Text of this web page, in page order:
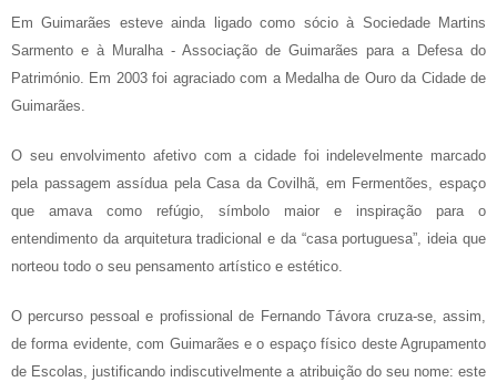
Em Guimarães esteve ainda ligado como sócio à Sociedade Martins
Sarmento e à Muralha - Associação de Guimarães para a Defesa do
Património. Em 2003 foi agraciado com a Medalha de Ouro da Cidade de
Guimarães.
O seu envolvimento afetivo com a cidade foi indelevelmente marcado
pela passagem assídua pela Casa da Covilhã, em Fermentões, espaço
que amava como refúgio, símbolo maior e inspiração para o
entendimento da arquitetura tradicional e da “casa portuguesa”, ideia que
norteou todo o seu pensamento artístico e estético.
O percurso pessoal e profissional de Fernando Távora cruza-se, assim,
de forma evidente, com Guimarães e o espaço físico deste Agrupamento
de Escolas, justificando indiscutivelmente a atribuição do seu nome: este